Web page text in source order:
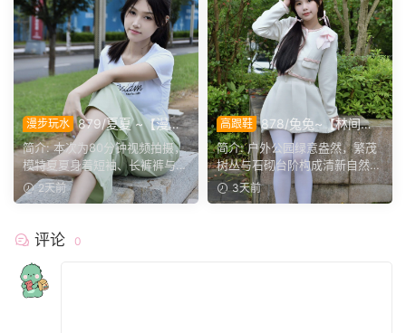
漫步玩水 879/夏夏 ~【漫步
磨袜】80分钟视频拍摄，模
特穿丝质船袜踩水踩泥，对焦
袜子磨损变化镜头。
简介: 本次为80分钟视频拍摄，
模特夏夏身着短袖、长裤裤与丝
质船袜，修整干净脚趾...
2天前
高跟鞋 878/兔兔~【林间甜
序】公园翠色环绕，粉白装
束，动静间尽显少女娇柔风
姿。
简介: 户外公园绿意盎然，繁茂
树丛与石砌台阶构成清新自然环
境。兔兔身着白调小香...
3天前
评论 0